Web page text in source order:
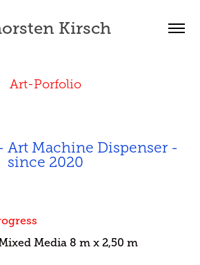
Kirsch
Art-Porfolio
Art Machine Dispenser -
since 2020
Media 8 m x 2,50 m